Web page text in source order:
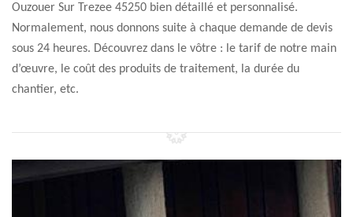
Ouzouer Sur Trezee 45250 bien détaillé et personnalisé.
Normalement, nous donnons suite à chaque demande de devis
sous 24 heures. Découvrez dans le vôtre : le tarif de notre main
d’œuvre, le coût des produits de traitement, la durée du
chantier, etc.